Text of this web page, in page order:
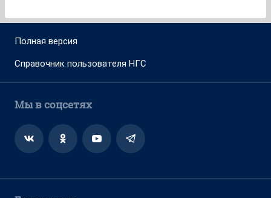
Полная версия
Справочник пользователя НГС
Мы в соцсетях